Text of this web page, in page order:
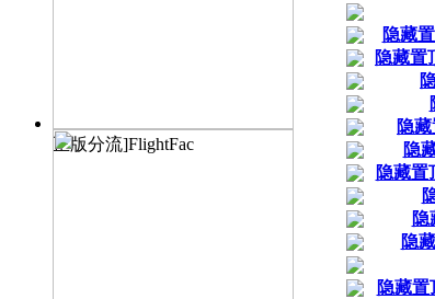
隐藏
隐藏置
隐
隐
隐藏置
隐
隐
隐藏置
正版分流]FlightFac